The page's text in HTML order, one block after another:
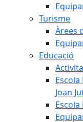
Turisme
Àrees
Educació
Joan